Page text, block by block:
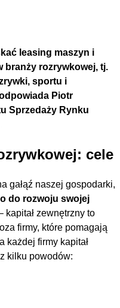
leasing maszyn i
branży rozrywkowej, tj.
sportu i
Piotr
Sprzedaży Rynku
cele
gałąź naszej gospodarki,
do rozwoju swojej
kapitał zewnętrzny to
firmy, które pomagają
każdej firmy kapitał
kilku powodów: